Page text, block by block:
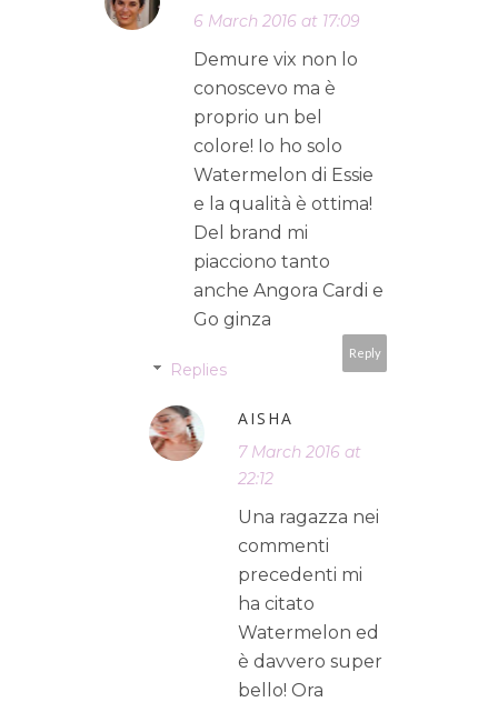
6 March 2016 at 17:09
Demure vix non lo
conoscevo ma è
proprio un bel
colore! Io ho solo
Watermelon di Essie
e la qualità è ottima!
Del brand mi
piacciono tanto
anche Angora Cardi e
Go ginza
Reply
Replies
AISHA
7 March 2016 at
22:12
Una ragazza nei
commenti
precedenti mi
ha citato
Watermelon ed
è davvero super
bello! Ora